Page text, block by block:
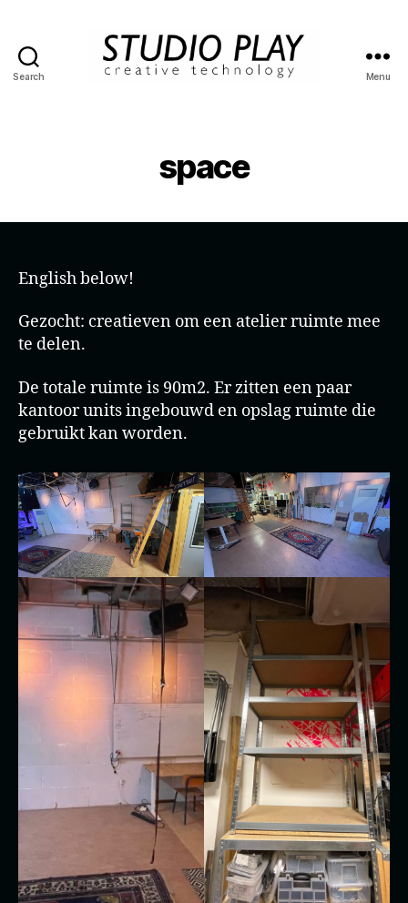
Search Menu
space
English below!
Gezocht: creatieven om een atelier ruimte mee
te delen.
De totale ruimte is 90m2. Er zitten een paar
kantoor units ingebouwd en opslag ruimte die
gebruikt kan worden.